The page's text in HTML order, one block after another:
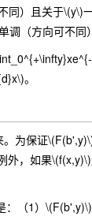
）且关于\(y\)
（方向可不同
。
保证
外，如果
（1）